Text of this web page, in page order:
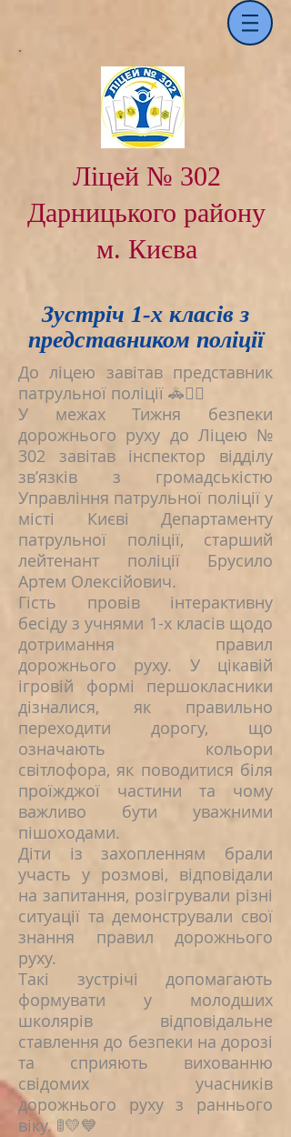
Ліцей № 302
Дарницького району
м. Києва
Зустріч 1-х класів з
представником поліції
До ліцею завітав представник
патрульної поліції 🚓👮‍♂️
У межах Тижня безпеки
дорожнього руху до Ліцею №
302 завітав інспектор відділу
зв’язків з громадськістю
Управління патрульної поліції у
місті Києві Департаменту
патрульної поліції, старший
лейтенант поліції Брусило
Артем Олексійович.
Гість провів інтерактивну
бесіду з учнями 1-х класів щодо
дотримання правил
дорожнього руху. У цікавій
ігровій формі першокласники
дізналися, як правильно
переходити дорогу, що
означають кольори
світлофора, як поводитися біля
проїжджої частини та чому
важливо бути уважними
пішоходами.
Діти із захопленням брали
участь у розмові, відповідали
на запитання, розігрували різні
ситуації та демонстрували свої
знання правил дорожнього
руху.
Такі зустрічі допомагають
формувати у молодших
школярів відповідальне
ставлення до безпеки на дорозі
та сприяють вихованню
свідомих учасників
дорожнього руху з раннього
віку. 🚦💛💙